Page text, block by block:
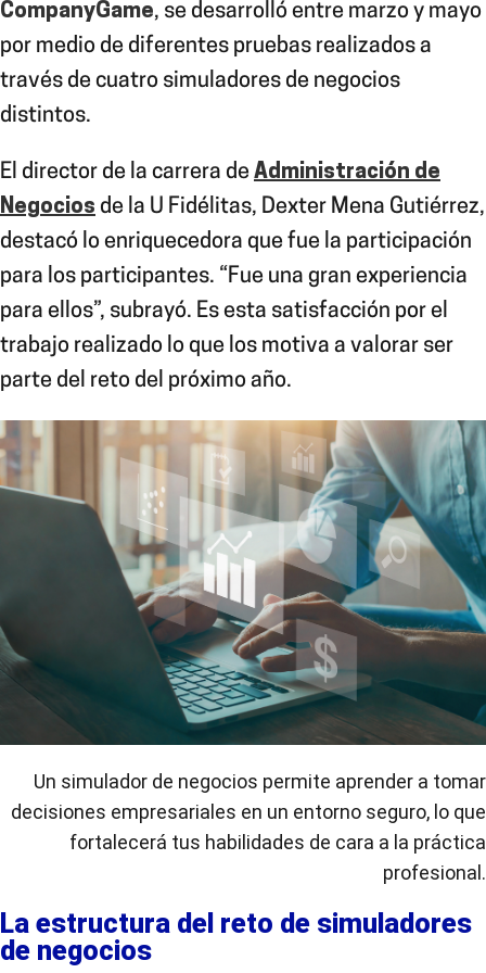
CompanyGame, se desarrolló entre marzo y mayo
por medio de diferentes pruebas realizados a
través de cuatro simuladores de negocios
distintos.
El director de la carrera de Administración de
Negocios de la U Fidélitas, Dexter Mena Gutiérrez,
destacó lo enriquecedora que fue la participación
para los participantes. “Fue una gran experiencia
para ellos”, subrayó. Es esta satisfacción por el
trabajo realizado lo que los motiva a valorar ser
parte del reto del próximo año.
Un simulador de negocios permite aprender a tomar
decisiones empresariales en un entorno seguro, lo que
fortalecerá tus habilidades de cara a la práctica
profesional.
La estructura del reto de simuladores
de negocios